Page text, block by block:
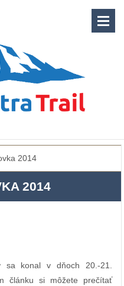
2014
2014
sa konal v dňoch 20.-21.
článku si môžete prečítať